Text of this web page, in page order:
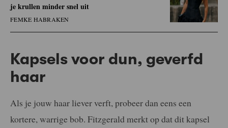
je krullen minder snel uit
FEMKE HABRAKEN
Kapsels voor dun, geverfd
haar
Als je jouw haar liever verft, probeer dan eens een
kortere, warrige bob. Fitzgerald merkt op dat dit kapsel